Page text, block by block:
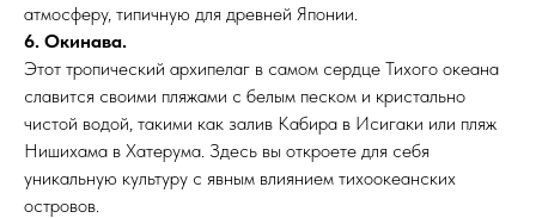
атмосферу, типичную для древней Японии.
6. Окинава.
Этот тропический архипелаг в самом сердце Тихого океана
славится своими пляжами с белым песком и кристально
чистой водой, такими как залив Кабира в Исигаки или пляж
Нишихама в Хатерума. Здесь вы откроете для себя
уникальную культуру с явным влиянием тихоокеанских
островов.